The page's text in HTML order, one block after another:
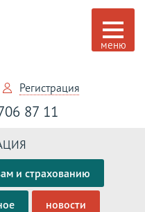
Регистрация
87 11
и страхованию
новости